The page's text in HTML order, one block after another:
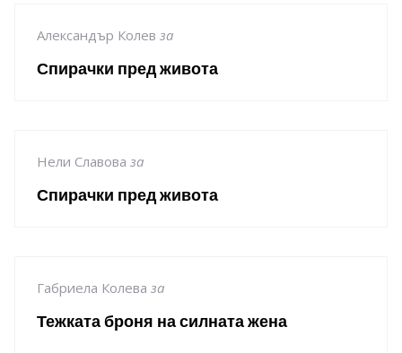
Александър Колев за
Спирачки пред живота
Нели Славова за
Спирачки пред живота
Габриела Колева за
Тежката броня на силната жена